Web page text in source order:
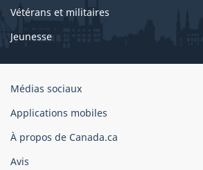
Vétérans et militaires
Jeunesse
Organisation
gouvernement
du
Canada
Médias sociaux
Applications mobiles
À propos de Canada.ca
Avis